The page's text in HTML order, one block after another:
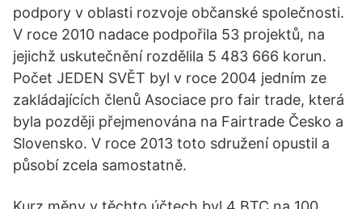
podpory v oblasti rozvoje občanské společnosti.
V roce 2010 nadace podpořila 53 projektů, na
jejichž uskutečnění rozdělila 5 483 666 korun.
Počet JEDEN SVĚT byl v roce 2004 jedním ze
zakládajících členů Asociace pro fair trade, která
byla později přejmenována na Fairtrade Česko a
Slovensko. V roce 2013 toto sdružení opustil a
působí zcela samostatně.